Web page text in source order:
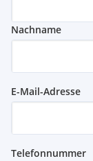
Nachname
E-Mail-Adresse
Telefonnummer